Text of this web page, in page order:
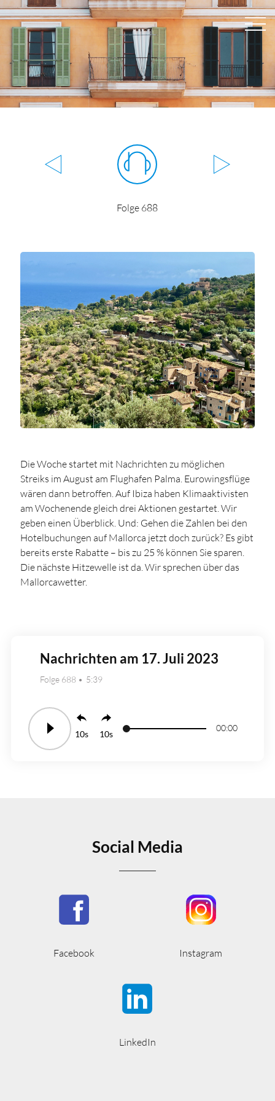
Folge 688
Die Woche startet mit Nachrichten zu möglichen
Streiks im August am Flughafen Palma. Eurowingsflüge
wären dann betroffen. Auf Ibiza haben Klimaaktivisten
am Wochenende gleich drei Aktionen gestartet. Wir
geben einen Überblick. Und: Gehen die Zahlen bei den
Hotelbuchungen auf Mallorca jetzt doch zurück? Es gibt
bereits erste Rabatte – bis zu 25 % können Sie sparen.
Die nächste Hitzewelle ist da. Wir sprechen über das
Mallorcawetter.
Nachrichten am 17. Juli 2023
Folge 688 5:39
10 10
00:00
Social Media
Facebook Instagram
LinkedIn